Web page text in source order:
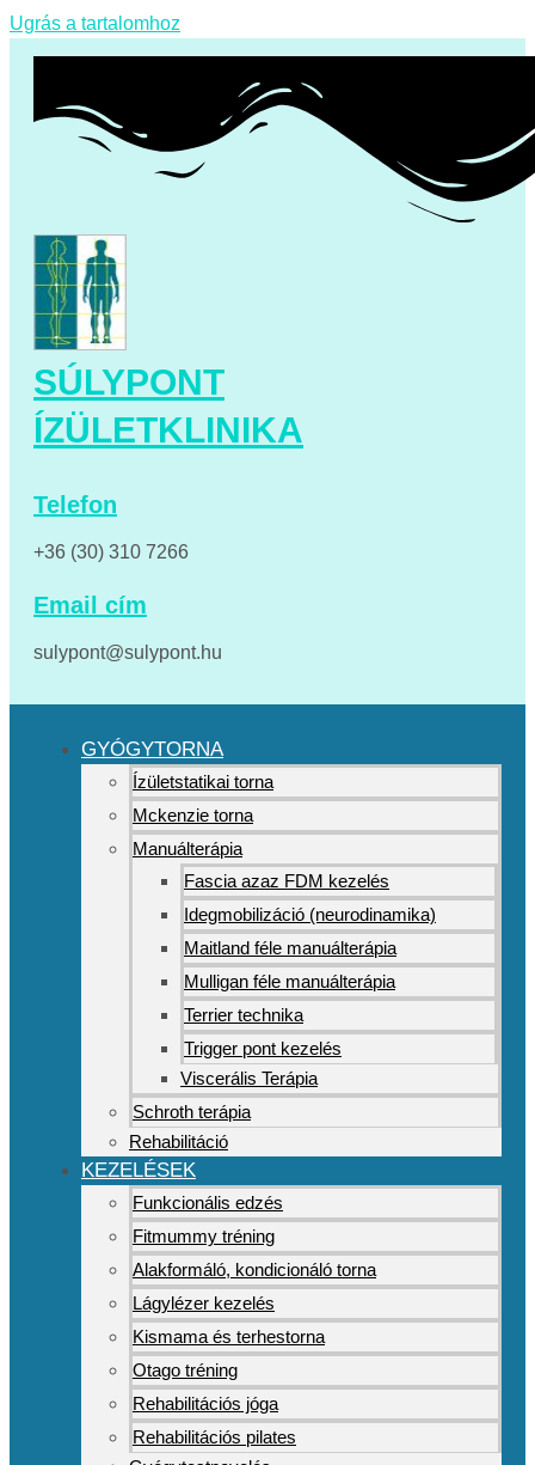
Ugrás a tartalomhoz
SÚLYPONT
ÍZÜLETKLINIKA
Telefon
+36 (30) 310 7266
Email cím
sulypont@sulypont.hu
GYÓGYTORNA
Ízületstatikai torna
Mckenzie torna
Manuálterápia
Fascia azaz FDM kezelés
Idegmobilizáció (neurodinamika)
Maitland féle manuálterápia
Mulligan féle manuálterápia
Terrier technika
Trigger pont kezelés
Viscerális Terápia
Schroth terápia
Rehabilitáció
KEZELÉSEK
Funkcionális edzés
Fitmummy tréning
Alakformáló, kondicionáló torna
Lágylézer kezelés
Kismama és terhestorna
Otago tréning
Rehabilitációs jóga
Rehabilitációs pilates